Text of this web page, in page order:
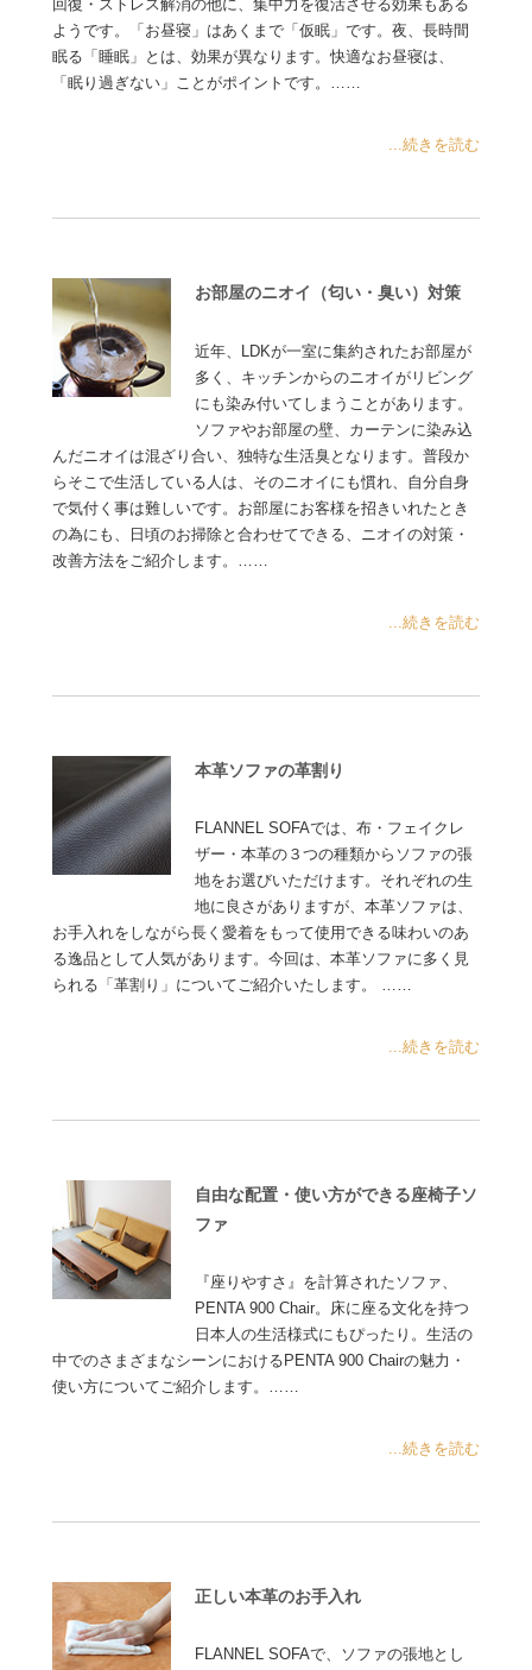
回復・ストレス解消の他に、集中力を復活させる効果もある
ようです。「お昼寝」はあくまで「仮眠」です。夜、長時間
眠る「睡眠」とは、効果が異なります。快適なお昼寝は、
「眠り過ぎない」ことがポイントです。……
...続きを読む
お部屋のニオイ（匂い・臭い）対策
近年、LDKが一室に集約されたお部屋が
多く、キッチンからのニオイがリビング
にも染み付いてしまうことがあります。
ソファやお部屋の壁、カーテンに染み込
んだニオイは混ざり合い、独特な生活臭となります。普段か
らそこで生活している人は、そのニオイにも慣れ、自分自身
で気付く事は難しいです。お部屋にお客様を招きいれたとき
の為にも、日頃のお掃除と合わせてできる、ニオイの対策・
改善方法をご紹介します。……
...続きを読む
本革ソファの革割り
FLANNEL SOFAでは、布・フェイクレ
ザー・本革の３つの種類からソファの張
地をお選びいただけます。それぞれの生
地に良さがありますが、本革ソファは、
お手入れをしながら長く愛着をもって使用できる味わいのあ
る逸品として人気があります。今回は、本革ソファに多く見
られる「革割り」についてご紹介いたします。 ……
...続きを読む
自由な配置・使い方ができる座椅子ソ
ファ
『座りやすさ』を計算されたソファ、
PENTA 900 Chair。床に座る文化を持つ
日本人の生活様式にもぴったり。生活の
中でのさまざまなシーンにおけるPENTA 900 Chairの魅力・
使い方についてご紹介します。……
...続きを読む
正しい本革のお手入れ
FLANNEL SOFAで、ソファの張地とし